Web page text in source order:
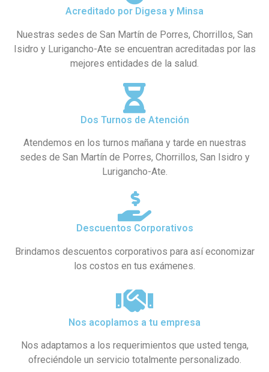
Acreditado por Digesa y Minsa
Nuestras sedes de San Martín de Porres, Chorrillos, San
Isidro y Lurigancho-Ate se encuentran acreditadas por las
mejores entidades de la salud.
Dos Turnos de Atención
Atendemos en los turnos mañana y tarde en nuestras
sedes de San Martín de Porres, Chorrillos, San Isidro y
Lurigancho-Ate.
Descuentos Corporativos
Brindamos descuentos corporativos para así economizar
los costos en tus exámenes.
Nos acoplamos a tu empresa
Nos adaptamos a los requerimientos que usted tenga,
ofreciéndole un servicio totalmente personalizado.